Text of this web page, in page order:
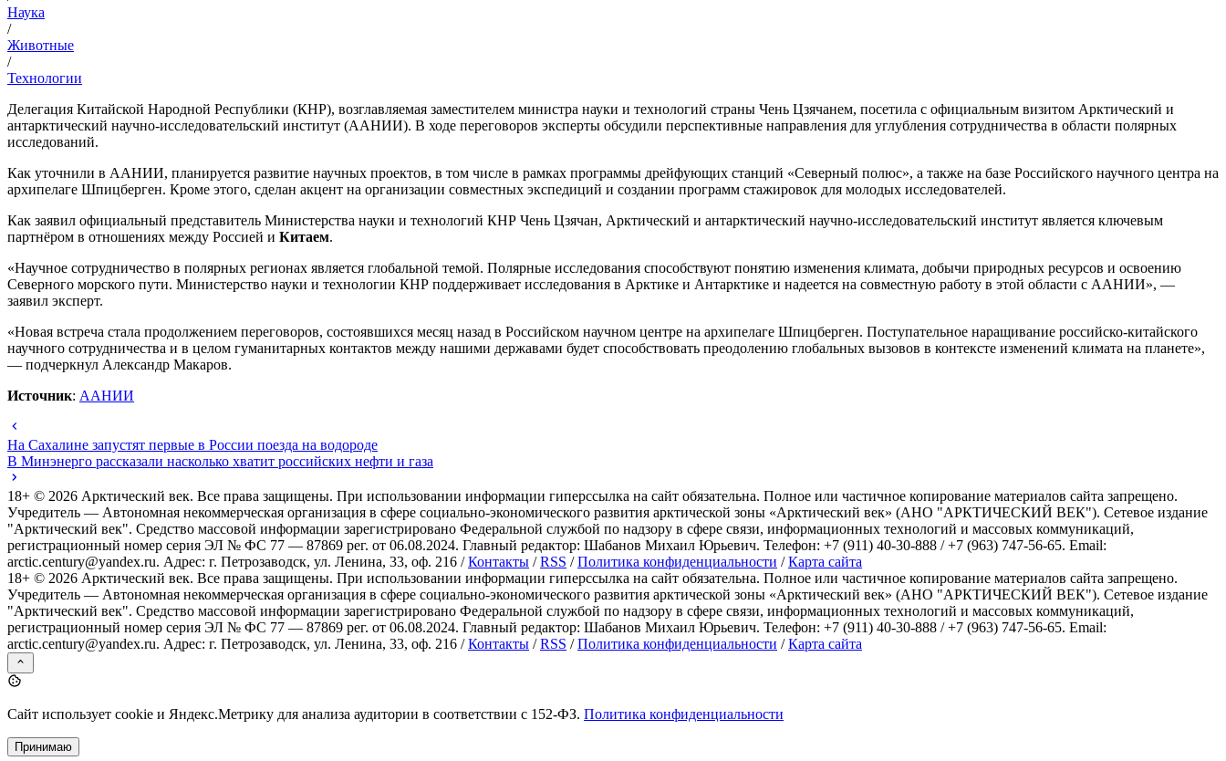
Наука
/
Животные
/
Технологии
Делегация Китайской Народной Республики (КНР), возглавляемая заместителем министра науки и технологий страны Чень Цзячанем, посетила с официальным визитом Арктический и
антарктический научно-исследовательский институт (ААНИИ). В ходе переговоров эксперты обсудили перспективные направления для углубления сотрудничества в области полярных
исследований.
Как уточнили в ААНИИ, планируется развитие научных проектов, в том числе в рамках программы дрейфующих станций «Северный полюс», а также на базе Российского научного центра на
архипелаге Шпицберген. Кроме этого, сделан акцент на организации совместных экспедиций и создании программ стажировок для молодых исследователей.
Как заявил официальный представитель Министерства науки и технологий КНР Чень Цзячан, Арктический и антарктический научно-исследовательский институт является ключевым
партнёром в отношениях между Россией и Китаем.
«Научное сотрудничество в полярных регионах является глобальной темой. Полярные исследования способствуют понятию изменения климата, добычи природных ресурсов и освоению
Северного морского пути. Министерство науки и технологии КНР поддерживает исследования в Арктике и Антарктике и надеется на совместную работу в этой области с ААНИИ», —
заявил эксперт.
«Новая встреча стала продолжением переговоров, состоявшихся месяц назад в Российском научном центре на архипелаге Шпицберген. Поступательное наращивание российско-китайского
научного сотрудничества и в целом гуманитарных контактов между нашими державами будет способствовать преодолению глобальных вызовов в контексте изменений климата на планете»,
— подчеркнул Александр Макаров.
Источник: ААНИИ
На Сахалине запустят первые в России поезда на водороде
В Минэнерго рассказали насколько хватит российских нефти и газа
18+ © 2026 Арктический век. Все права защищены. При использовании информации гиперссылка на сайт обязательна. Полное или частичное копирование материалов сайта запрещено.
Учредитель — Автономная некоммерческая организация в сфере социально-экономического развития арктической зоны «Арктический век» (АНО "АРКТИЧЕСКИЙ ВЕК"). Сетевое издание
"Арктический век". Средство массовой информации зарегистрировано Федеральной службой по надзору в сфере связи, информационных технологий и массовых коммуникаций,
регистрационный номер серия ЭЛ № ФС 77 — 87869 рег. от 06.08.2024. Главный редактор: Шабанов Михаил Юрьевич. Телефон: +7 (911) 40-30-888 / +7 (963) 747-56-65. Email:
arctic.century@yandex.ru. Адрес: г. Петрозаводск, ул. Ленина, 33, оф. 216 /Контакты /RSS /Политика конфиденциальности /Карта сайта
18+ © 2026 Арктический век. Все права защищены. При использовании информации гиперссылка на сайт обязательна. Полное или частичное копирование материалов сайта запрещено.
Учредитель — Автономная некоммерческая организация в сфере социально-экономического развития арктической зоны «Арктический век» (АНО "АРКТИЧЕСКИЙ ВЕК"). Сетевое издание
"Арктический век". Средство массовой информации зарегистрировано Федеральной службой по надзору в сфере связи, информационных технологий и массовых коммуникаций,
регистрационный номер серия ЭЛ № ФС 77 — 87869 рег. от 06.08.2024. Главный редактор: Шабанов Михаил Юрьевич. Телефон: +7 (911) 40-30-888 / +7 (963) 747-56-65. Email:
arctic.century@yandex.ru. Адрес: г. Петрозаводск, ул. Ленина, 33, оф. 216 /Контакты /RSS /Политика конфиденциальности /Карта сайта
Сайт использует cookie и Яндекс.Метрику для анализа аудитории в соответствии с 152-ФЗ. Политика конфиденциальности
Принимаю